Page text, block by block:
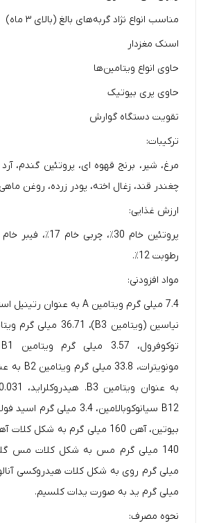
مناسب انواع نژاد گربه‌های بالغ (بالای ۳ ماه)
اسنک مغزدار
حاوی انواع ویتامین‌ها
حاوی پری بیوتیک
تقویت دستگاه گوارش
ترکیبات:
مرغ، شیر، برنج قهوه ای، پروتئین گندم،
چغندر قند، زغال اخته، پودر زرده، روغن
ارزش غذایی:
رطوبت 12٪.
مواد افزودنی:
بیوتین، آهن 160 میلی گرم به
میلی گرم ید به صورت یدات کلسیم.
نحوه مصرف: